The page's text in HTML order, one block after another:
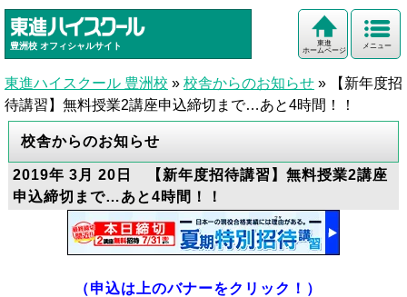
豊洲校 オフィシャルサイト メニュー
東進
ホームページ
東進ハイスクール 豊洲校 » 校舎からのお知らせ »
【新年度招
待講習】無料授業2講座申込締切まで…あと4時間！！
校舎からのお知らせ
2019年 3月 20日 【新年度招待講習】無料授業2講座
申込締切まで…あと4時間！！
（申込は上のバナーをクリック！）